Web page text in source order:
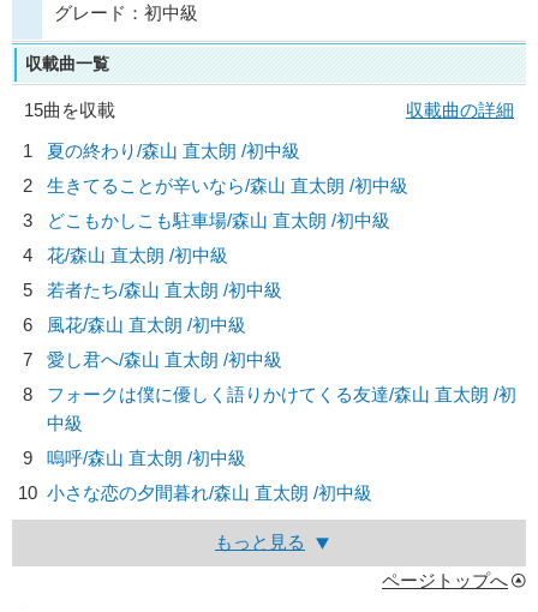
グレード：初中級
収載曲一覧
15曲を収載
収載曲の詳細
1
夏の終わり/森山 直太朗 /初中級
2
生きてることが辛いなら/森山 直太朗 /初中級
3
どこもかしこも駐車場/森山 直太朗 /初中級
4
花/森山 直太朗 /初中級
5
若者たち/森山 直太朗 /初中級
6
風花/森山 直太朗 /初中級
7
愛し君へ/森山 直太朗 /初中級
8
フォークは僕に優しく語りかけてくる友達/森山 直太朗 /初
中級
9
嗚呼/森山 直太朗 /初中級
10 小さな恋の夕間暮れ/森山 直太朗 /初中級
もっと見る
ページトップへ